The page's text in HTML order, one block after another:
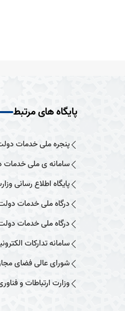
پایگاه های مرتبط
پنجره ملی خدمات
سامانه ی ملی خدمات
پایگاه اطلاع رسانی
درگاه ملی خدمات
درگاه ملی خدمات
سامانه تدارکات
شورای عالی فضای
وزارت ارتباطات و